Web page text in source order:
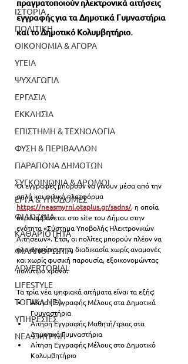
ΙΣΤΟΡΙΑ
ΠΟΛΙΤΙΚΗ
ΟΙΚΟΝΟΜΙΑ & ΑΓΟΡΑ
ΥΓΕΙΑ
ΨΥΧΑΓΩΓΙΑ
ΕΡΓΑΣΙΑ
ΕΚΚΛΗΣΙΑ
ΕΠΙΣΤΗΜΗ & ΤΕΧΝΟΛΟΓΙΑ
ΦΥΣΗ & ΠΕΡΙΒΑΛΛΟΝ
ΠΑΡΑΠΟΝΑ ΔΗΜΟΤΩΝ
ΣΥΓΚΟΙΝΩΝΙΑ & ΔΡΟΜΟΙ
ΕΡΓΑ & ΥΠΟΔΟΜΕΣ
ΦΙΛΟΖΩΙΑ
ΚΑΘΑΡΙΟΤΗΤΑ
ΦΙΛΑΝΘΡΩΠΙΑ
ADVERTORIAL
LIFESTYLE
ΤΟΠΙΚΑ ΝΕΑ
ΥΠΗΡΕΣΙΕΣ
ΝΕΑ ΣΜΥΡΝΗ
πραγματοποιούν ηλεκτρονικά αιτήσεις
εγγραφής για τα Δημοτικά Γυμναστήρια
και το Δημοτικό Κολυμβητήριο.
Οι εγγραφές μπορούν να γίνουν μέσα από την
απλή και φιλική πλατφόρμα
https://neasmyrni.otaplus.gr/sadns/, η οποία
περιλαμβάνεται στο site του Δήμου στην
ενότητα «Σύστημα Υποβολής Ηλεκτρονικών
Αιτήσεων». Έτσι, οι πολίτες μπορούν πλέον να
ολοκληρώνουν τη διαδικασία χωρίς αναμονές
και χωρίς φυσική παρουσία, εξοικονομώντας
πολύτιμο χρόνο.
Τα τρία νέα ψηφιακά αιτήματα είναι τα εξής:
Αίτηση Εγγραφής Μέλους στα Δημοτικά
Γυμναστήρια
Αίτηση Εγγραφής Μαθητή/τριας στα
Δημοτικά Γυμναστήρια
Αίτηση Εγγραφής Μέλους στο Δημοτικό
Κολυμβητήριο